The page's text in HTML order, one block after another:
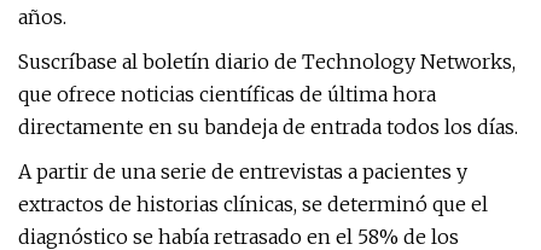
años.
Suscríbase al boletín diario de Technology Networks,
que ofrece noticias científicas de última hora
directamente en su bandeja de entrada todos los días.
A partir de una serie de entrevistas a pacientes y
extractos de historias clínicas, se determinó que el
diagnóstico se había retrasado en el 58% de los